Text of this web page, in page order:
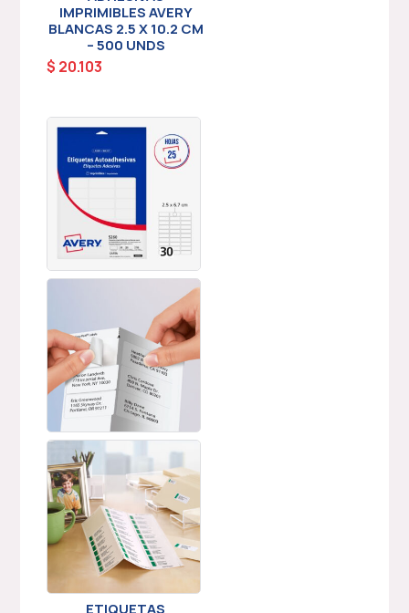
IMPRIMIBLES AVERY
BLANCAS 2.5 X 10.2 CM
– 500 UNDS
$ 20.103
ETIQUETAS